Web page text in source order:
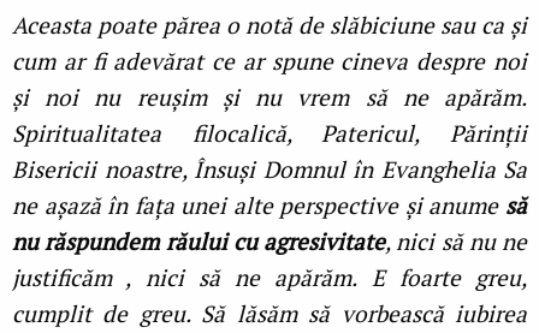
Aceasta poate părea o notă de slăbiciune sau ca și
cum ar fi adevărat ce ar spune cineva despre noi
și noi nu reușim și nu vrem să ne apărăm.
Spiritualitatea filocalică, Patericul, Părinții
Bisericii noastre, Însuși Domnul în Evanghelia Sa
ne așază în fața unei alte perspective și anume să
nu răspundem răului cu agresivitate, nici să nu ne
justificăm , nici să ne apărăm. E foarte greu,
cumplit de greu. Să lăsăm să vorbească iubirea